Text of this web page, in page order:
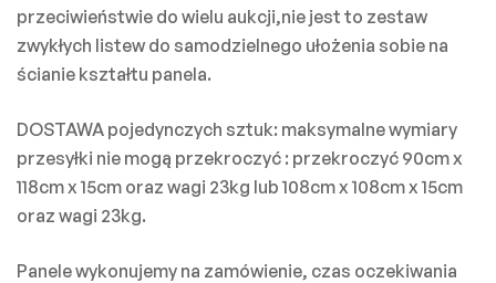
przeciwieństwie do wielu aukcji,nie jest to zestaw
zwykłych listew do samodzielnego ułożenia sobie na
ścianie kształtu panela.
DOSTAWA pojedynczych sztuk: maksymalne wymiary
przesyłki nie mogą przekroczyć : przekroczyć 90cm x
118cm x 15cm oraz wagi 23kg lub 108cm x 108cm x 15cm
oraz wagi 23kg.
Panele wykonujemy na zamówienie, czas oczekiwania